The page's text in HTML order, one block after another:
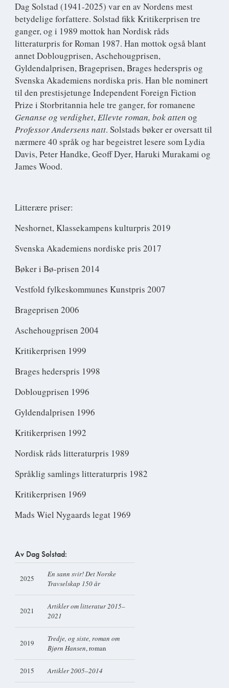
Dag Solstad (1941-2025) var en av Nordens mest
betydelige forfattere. Solstad fikk Kritikerprisen tre
ganger, og i 1989 mottok han Nordisk råds
litteraturpris for Roman 1987. Han mottok også blant
annet Doblougprisen, Aschehougprisen,
Gyldendalprisen, Brageprisen, Brages hederspris og
Svenska Akademiens nordiska pris. Han ble nominert
til den prestisjetunge Independent Foreign Fiction
Prize i Storbritannia hele tre ganger, for romanene
Genanse og verdighet,Ellevte roman, bok atten og
Professor Andersens natt. Solstads bøker er oversatt til
nærmere 40 språk og har begeistret lesere som Lydia
Davis, Peter Handke, Geoff Dyer, Haruki Murakami og
James Wood.
Litterære priser:
Neshornet, Klassekampens kulturpris 2019
Svenska Akademiens nordiske pris 2017
Bøker i Bø-prisen 2014
Vestfold fylkeskommunes Kunstpris 2007
Brageprisen 2006
Aschehougprisen 2004
Kritikerprisen 1999
Brages hederspris 1998
Doblougprisen 1996
Gyldendalprisen 1996
Kritikerprisen 1992
Nordisk råds litteraturpris 1989
Språklig samlings litteraturpris 1982
Kritikerprisen 1969
Mads Wiel Nygaards legat 1969
Av Dag Solstad:
2025
En sann svir! Det Norske
Travselskap 150 år
2021
Artikler om litteratur 2015–
2021
2019
Tredje, og siste, roman om
Bjørn Hansen, roman
2015 Artikler 2005–2014